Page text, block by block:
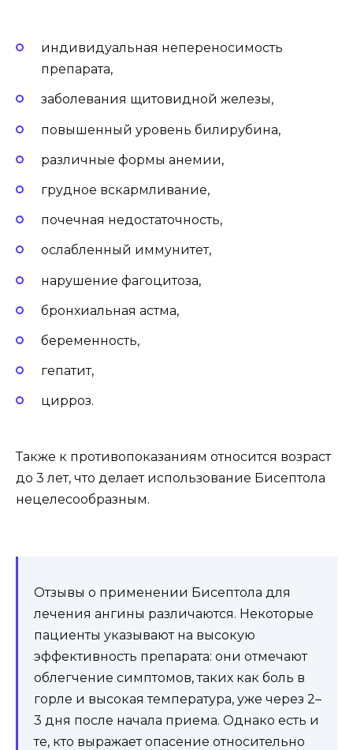
индивидуальная непереносимость
препарата,
заболевания щитовидной железы,
повышенный уровень билирубина,
различные формы анемии,
грудное вскармливание,
почечная недостаточность,
ослабленный иммунитет,
нарушение фагоцитоза,
бронхиальная астма,
беременность,
гепатит,
цирроз.
Также к противопоказаниям относится возраст
до 3 лет, что делает использование Бисептола
нецелесообразным.
Отзывы о применении Бисептола для
лечения ангины различаются. Некоторые
пациенты указывают на высокую
эффективность препарата: они отмечают
облегчение симптомов, таких как боль в
горле и высокая температура, уже через 2–
3 дня после начала приема. Однако есть и
те, кто выражает опасение относительно